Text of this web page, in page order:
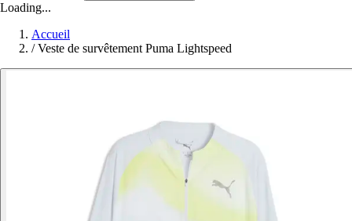
Loading...
Accueil
/ Veste de survêtement Puma Lightspeed